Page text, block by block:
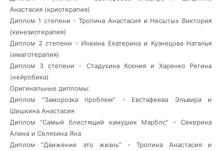
Анастасия (криотерапия)
Диплом 1 степени - Тропина Анастасия и Несытых Виктория
(кинезиотерапия)
Диплом 2 степени - Инкина Екатерина и Кузнецова Наталья
(имаготерапия)
Диплом 3 степени - Стадухина Ксения и Харенко Регина
(нейробика)
Оригинальные дипломы:
Диплом "Заморозка проблем" - Евстафеева Эльвира и
Шишкина Анастасия
Диплом "Самый блестящий камушек Марблс" - Секерина
Алина и Селяхина Яна
Диплом "Движение это жизнь" - Тропина Анастасия и